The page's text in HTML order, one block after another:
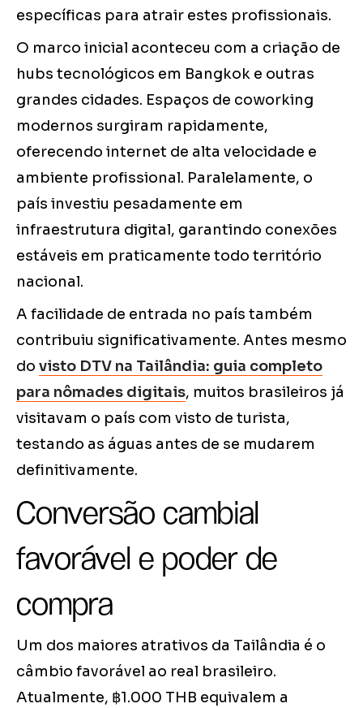
específicas para atrair estes profissionais.
O marco inicial aconteceu com a criação de
hubs tecnológicos em Bangkok e outras
grandes cidades. Espaços de coworking
modernos surgiram rapidamente,
oferecendo internet de alta velocidade e
ambiente profissional. Paralelamente, o
país investiu pesadamente em
infraestrutura digital, garantindo conexões
estáveis em praticamente todo território
nacional.
A facilidade de entrada no país também
contribuiu significativamente. Antes mesmo
do visto DTV na Tailândia: guia completo
para nômades digitais, muitos brasileiros já
visitavam o país com visto de turista,
testando as águas antes de se mudarem
definitivamente.
Conversão cambial
favorável e poder de
compra
Um dos maiores atrativos da Tailândia é o
câmbio favorável ao real brasileiro.
Atualmente, ฿1.000 THB equivalem a